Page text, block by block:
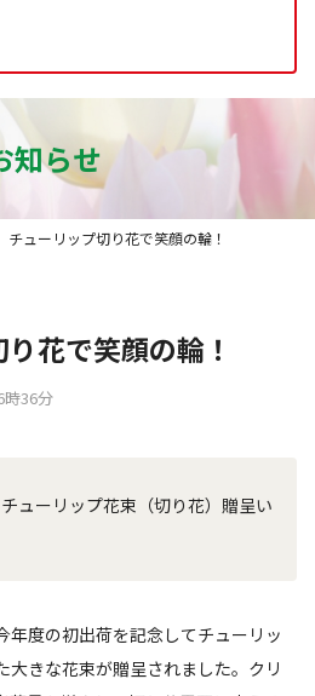
知らせ
チューリップ切り花で笑顔の輪！
花で笑顔の輪！
時36分
ューリップ花束（切り花）贈呈い
年度の初出荷を記念してチューリッ
大きな花束が贈呈されました。クリ